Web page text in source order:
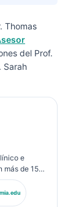
Thomas
del Prof.
Sarah
e
más de 15
y
Médico